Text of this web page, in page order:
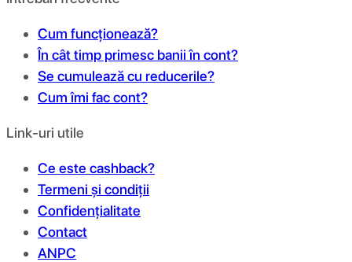
Cum funcționează?
În cât timp primesc banii în cont?
Se cumulează cu reducerile?
Cum îmi fac cont?
Link-uri utile
Ce este cashback?
Termeni și condiții
Confidențialitate
Contact
ANPC